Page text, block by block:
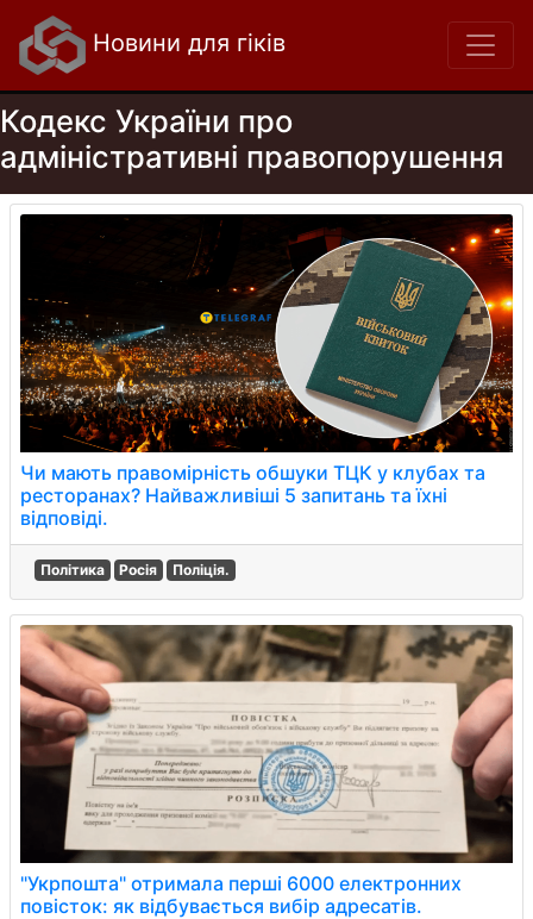
Новини для гіків
Кодекс України про
адміністративні правопорушення
Чи мають правомірність обшуки ТЦК у клубах та
ресторанах? Найважливіші 5 запитань та їхні
відповіді.
Політика Росія Поліція.
"Укрпошта" отримала перші 6000 електронних
повісток: як відбувається вибір адресатів.